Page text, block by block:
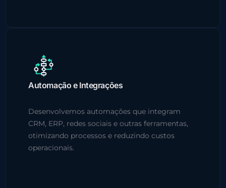
Automação e Integrações
Desenvolvemos automações que integram
CRM, ERP, redes sociais e outras ferramentas,
otimizando processos e reduzindo custos
operacionais.